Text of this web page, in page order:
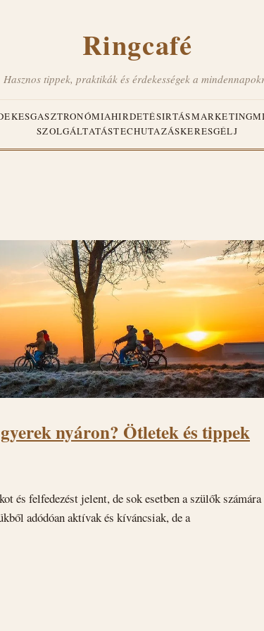
Ringcafé
Hasznos tippek, praktikák és érdekességek a
GASZTRONÓMIAHIRDETÉSIRTÁSMARKETING
SZOLGÁLTATÁSTECHUTAZÁSKERESGÉLJ
nyáron? Ötletek és tippek
és felfedezést jelent, de sok esetben a szülők számára
adódóan aktívak és kíváncsiak, de a